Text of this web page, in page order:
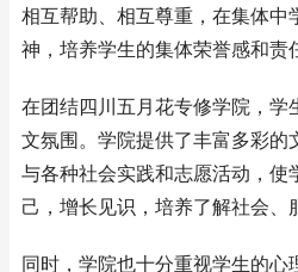
相互帮助、相互尊重，在集体中
神，培养学生的集体荣誉感和责
在团结四川五月花专修学院，学
文氛围。学院提供了丰富多彩的
与各种社会实践和志愿活动，使
己，增长见识，培养了解社会、
同时，学院也十分重视学生的心